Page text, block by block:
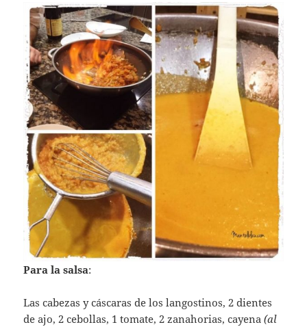
Para la salsa:
Las cabezas y cáscaras de los langostinos, 2 dientes
de ajo, 2 cebollas, 1 tomate, 2 zanahorias, cayena (al